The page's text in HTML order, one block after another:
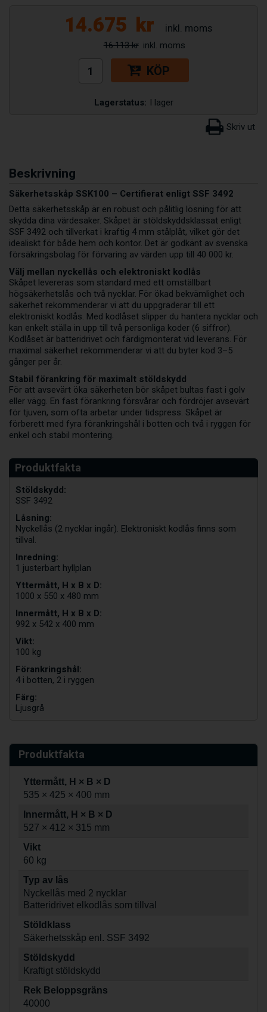
14.675 kr
16.113 kr
KÖP
Lagerstatus: I lager
Beskrivning
Säkerhetsskåp SSK100 – Certifierat enligt SSF 3492
Detta säkerhetsskåp är en robust och pålitlig lösning för att
skydda dina värdesaker. Skåpet är stöldskyddsklassat enligt
SSF 3492 och tillverkat i kraftig 4 mm stålplåt, vilket gör det
idealiskt för både hem och kontor. Det är godkänt av svenska
försäkringsbolag för förvaring av värden upp till 40 000 kr.
Välj mellan nyckellås och elektroniskt kodlås
Skåpet levereras som standard med ett omställbart
högsäkerhetslås och två nycklar. För ökad bekvämlighet och
säkerhet rekommenderar vi att du uppgraderar till ett
elektroniskt kodlås. Med kodlåset slipper du hantera nycklar och
kan enkelt ställa in upp till två personliga koder (6 siffror).
Kodlåset är batteridrivet och färdigmonterat vid leverans. För
maximal säkerhet rekommenderar vi att du byter kod 3–5
gånger per år.
Stabil förankring för maximalt stöldskydd
För att avsevärt öka säkerheten bör skåpet bultas fast i golv
eller vägg. En fast förankring försvårar och fördröjer avsevärt
för tjuven, som ofta arbetar under tidspress. Skåpet är
förberett med fyra förankringshål i botten och två i ryggen för
enkel och stabil montering.
Stöldskydd:
SSF 3492
Låsning:
Nyckellås (2 nycklar ingår). Elektroniskt kodlås finns som
tillval.
Inredning:
1 justerbart hyllplan
Yttermått, H x B x D:
1000 x 550 x 480 mm
Innermått, H x B x D:
992 x 542 x 400 mm
Vikt:
100 kg
Förankringshål:
4 i botten, 2 i ryggen
Färg:
Ljusgrå
Produktfakta
Yttermått, H × B × D
535 × 425 × 400 mm
Innermått, H × B × D
527 × 412 × 315 mm
Vikt
60 kg
Typ av lås
Nyckellås med 2 nycklar
Batteridrivet elkodlås som tillval
Stöldklass
Säkerhetsskåp enl. SSF 3492
Stöldskydd
Kraftigt stöldskydd
Rek Beloppsgräns
40000